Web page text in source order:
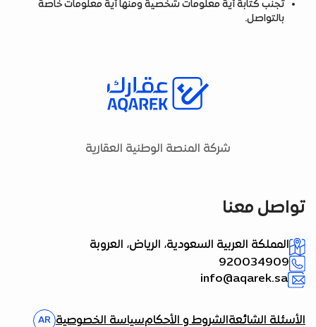
تجنب كتابة أية معلومات شخصية ومنها أية معلومات خاصة
بالتواصل.
شركة المنصة الوطنية العقارية
تواصل معنا
المملكة العربية السعودية، الرياض، العروبة
920034909
info@aqarek.sa
الأسئلة الشائعةالشروط و الأحكامسياسة الخصوصية AR